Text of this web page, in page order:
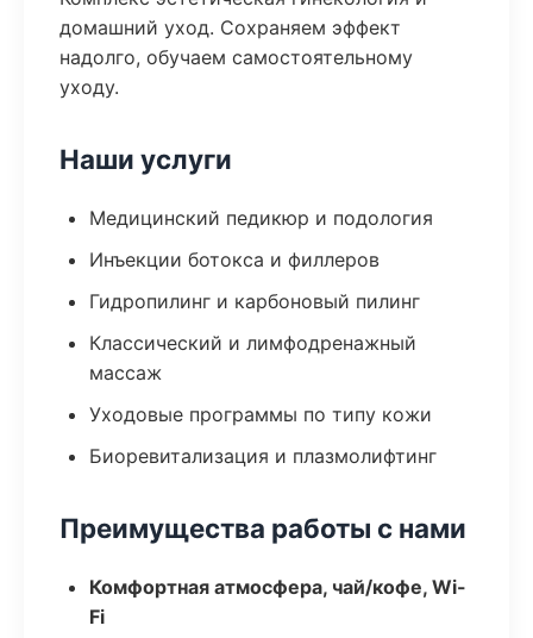
домашний уход. Сохраняем эффект
надолго, обучаем самостоятельному
уходу.
Наши услуги
Медицинский педикюр и подология
Инъекции ботокса и филлеров
Гидропилинг и карбоновый пилинг
Классический и лимфодренажный
массаж
Уходовые программы по типу кожи
Биоревитализация и плазмолифтинг
Преимущества работы с нами
Комфортная атмосфера, чай/кофе, Wi-
Fi